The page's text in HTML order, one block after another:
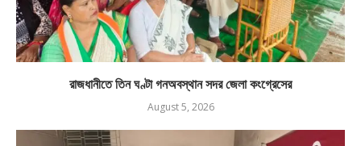
রাজধানীতে তিন ঘণ্টা গনঅবস্থান সদর জেলা কংগ্রেসের
August 5, 2026